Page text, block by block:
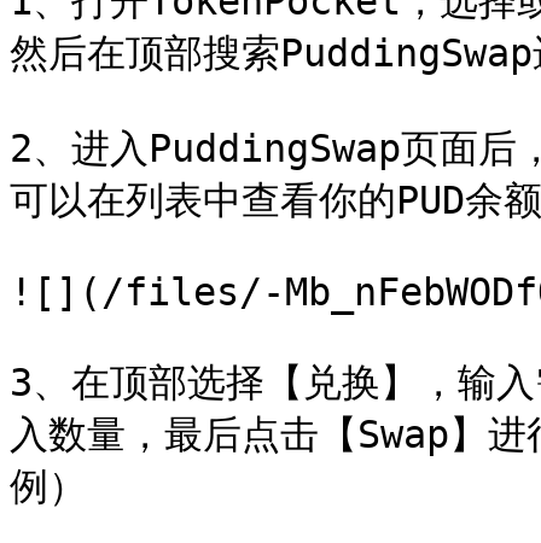
然后在顶部搜索
2、进入PuddingSwap页面后
可以在列表中查看你的PUD余
![](/files/-
3、在顶部选择【兑换】，输
入数量，最后点击【Swap】进
例）